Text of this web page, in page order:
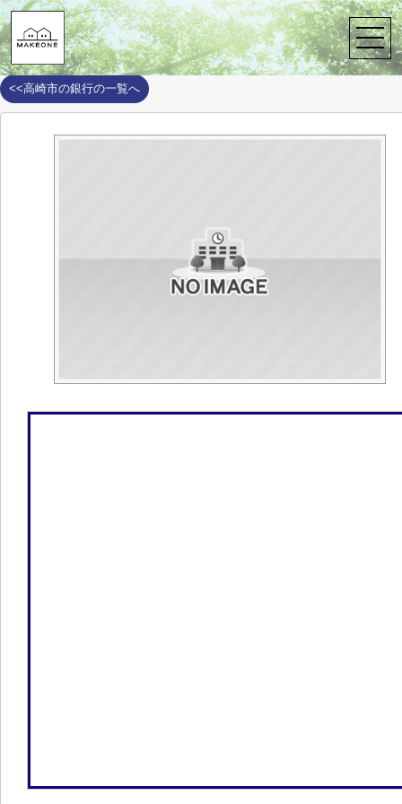
株式会社メイクワン > 周辺施設案内 > 高崎市 > 高崎市の銀行 > JA
JAたかさき京ケ島支店
<<高崎市の銀行の一覧へ